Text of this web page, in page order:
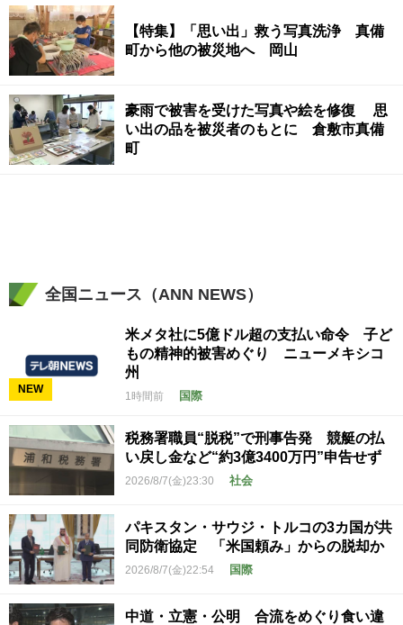
【特集】「思い出」救う写真洗浄 真備
町から他の被災地へ 岡山
豪雨で被害を受けた写真や絵を修復 思
い出の品を被災者のもとに 倉敷市真備
町
全国ニュース（ANN NEWS）
NEW
米メタ社に5億ドル超の支払い命令 子ど
もの精神的被害めぐり ニューメキシコ
州
1時間前 国際
税務署職員“脱税”で刑事告発 競艇の払
い戻し金など“約3億3400万円”申告せず
2026/8/7(金)23:30 社会
パキスタン・サウジ・トルコの3カ国が共
同防衛協定 「米国頼み」からの脱却か
2026/8/7(金)22:54 国際
中道・立憲・公明 合流をめぐり食い違